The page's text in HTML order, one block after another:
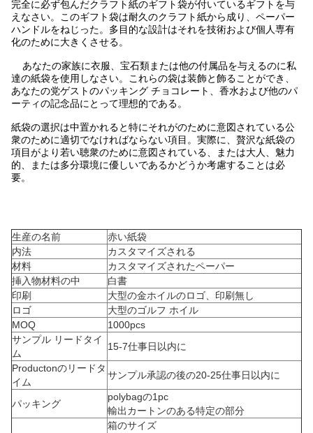
完全に必ず包んだクラフト紙のギフト袋が付いているギフトを与
えなさい。このギフト袋は耐久のクラフト紙から成り、ペーパー
ハンドルをねじった。多目的な設計はそれを技術および個人専有
化のために大きくさせる。
あなたの家族に衣服、宝石類または他の付属品を与えるのに私
達の紙袋を使用しなさい。これらの袋は装飾と飾ることができ、
あなたの党ゲストのパッキング チョコレート、香水および他のパ
ーティの記念品にとって理想的である。
紙袋の選択は中置かれると特にそれがのために意図されている公
衆のために適切でなければならない項目。実際に、贅沢な紙袋の
項目がより若い聴衆のために意図されている、または大人、魅力
的、または多分環境に優しいであるかどうか考慮することは必
要。
生産の名前
赤い紙袋
内法
カスタマイズされる
材料
カスタマイズされたペーパー
挿入物材料の中
白書
印刷
大型の金ホイルのロゴ、印刷無し
ロゴ
大型のゴルフ ホイル
MOQ
1000pcs
サンプル リードタイ
ム
15-7仕事日以内に
Productonのリードタ
イム
サンプル承認の後の20-25仕事日以内に
パッキング
polybagの1pc
輸出カートンのある特定の部分
箱のサイズ